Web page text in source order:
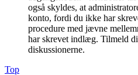
også skyldes, at
konto, fordi du ikke har
procedure med jævne
har skrevet indlæg. Tilmeld
diskussionerne.
Top